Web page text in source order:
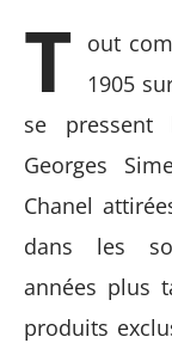
T out
1905
se
Georges
Chanel
dans les
années plus
produits